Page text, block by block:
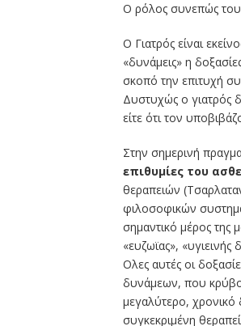
Ο ρόλος συνεπώς του
Ο Γιατρός είναι
«δυνάμεις» η
σκοπό την επιτυχή
Δυστυχώς ο γιατρός
είτε ότι τον
Στην σημερινή
επιθυμίες του
θεραπειών
φιλοσοφικών
σημαντικό μέρος της
«ευζωϊας»,
Ολες αυτές οι
δυνάμεων, που
μεγαλύτερο, χρονικό
συγκεκριμένη